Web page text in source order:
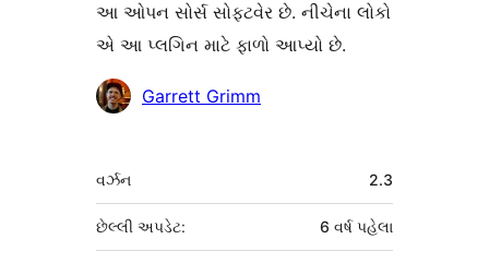
આ ઓપન સોર્સ સોફ્ટવેર છે. નીચેના લોકો
એ આ પ્લગિન માટે ફાળો આપ્યો છે.
ફાળો
Garrett Grimm
મેટા
વર્ઝન 2.3
છેલ્લી અપડેટ: 6 વર્ષપહેલા